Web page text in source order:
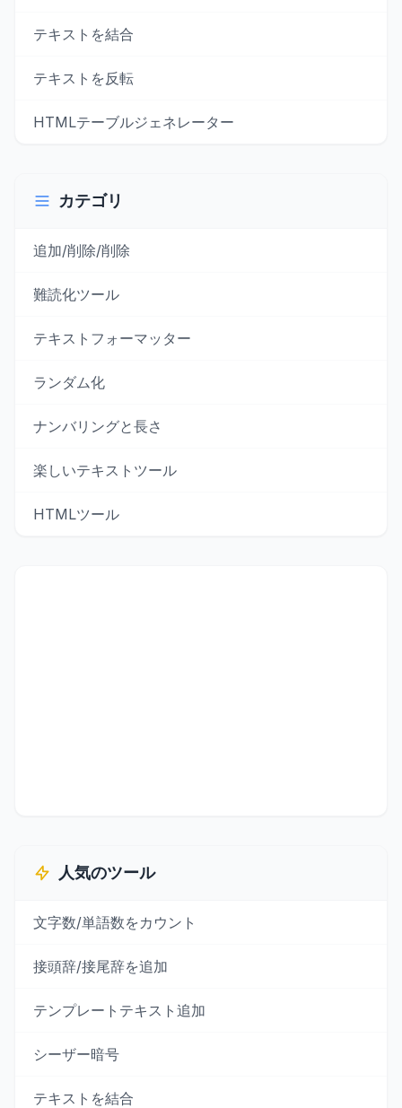
テキストを結合
テキストを反転
HTMLテーブルジェネレーター
カテゴリ
追加/削除/削除
難読化ツール
テキストフォーマッター
ランダム化
ナンバリングと長さ
楽しいテキストツール
HTMLツール
人気のツール
文字数/単語数をカウント
接頭辞/接尾辞を追加
テンプレートテキスト追加
シーザー暗号
テキストを結合